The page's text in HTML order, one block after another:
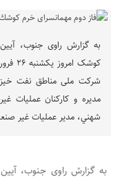
شرکت ملی مناطق نفت
مدیره و کارکنان عملیات
شهني، مدير عمليات غير